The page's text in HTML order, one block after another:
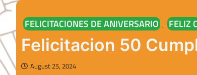
FELICITACIONES DE ANIVERSARIO , FELIZ
Felicitacion 50
August 25, 2024